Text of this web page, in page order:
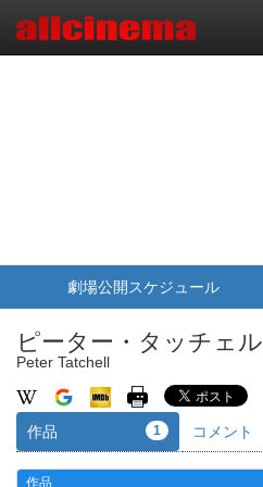
劇場公開スケジュール
ピーター・タッチェル
Peter Tatchell
作品 1 コメント
作品